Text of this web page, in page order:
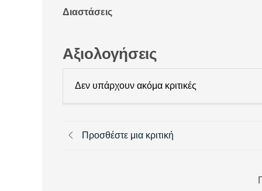
Διαστάσεις
Αξιολογήσεις
Δεν υπάρχουν ακόμα κριτικές
Προσθέστε μια κριτική